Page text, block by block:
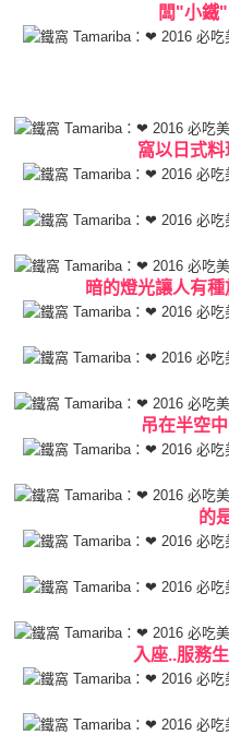
闆"小鐵
窩以日式
暗的燈光讓人有
吊在半空
的
入座..服務